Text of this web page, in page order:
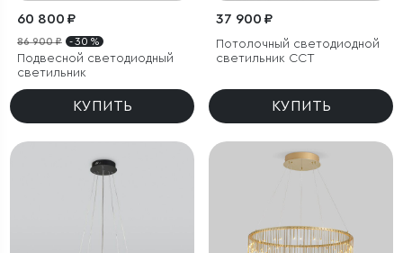
60 800 ₽
86 900 ₽ - 30 %
Подвесной светодиодный
светильник
КУПИТЬ
37 900 ₽
Потолочный светодиодной
светильник CCT
КУПИТЬ